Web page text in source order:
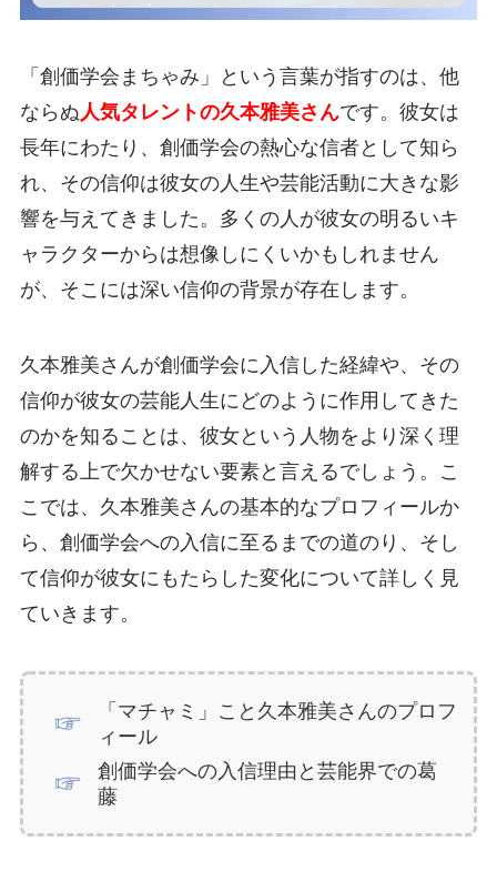
「創価学会まちゃみ」という言葉が指すのは、他
ならぬ人気タレントの久本雅美さんです。彼女は
長年にわたり、創価学会の熱心な信者として知ら
れ、その信仰は彼女の人生や芸能活動に大きな影
響を与えてきました。多くの人が彼女の明るいキ
ャラクターからは想像しにくいかもしれません
が、そこには深い信仰の背景が存在します。
久本雅美さんが創価学会に入信した経緯や、その
信仰が彼女の芸能人生にどのように作用してきた
のかを知ることは、彼女という人物をより深く理
解する上で欠かせない要素と言えるでしょう。こ
こでは、久本雅美さんの基本的なプロフィールか
ら、創価学会への入信に至るまでの道のり、そし
て信仰が彼女にもたらした変化について詳しく見
ていきます。
「マチャミ」こと久本雅美さんのプロフ
ィール
創価学会への入信理由と芸能界での葛
藤